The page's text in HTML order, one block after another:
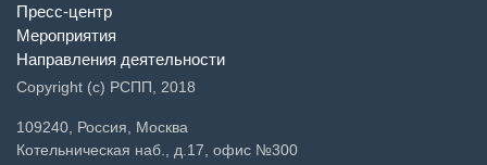
Пресс-центр
Мероприятия
Направления деятельности
Copyright (c) РСПП, 2018
109240, Россия, Москва
Котельническая наб., д.17, офис №300